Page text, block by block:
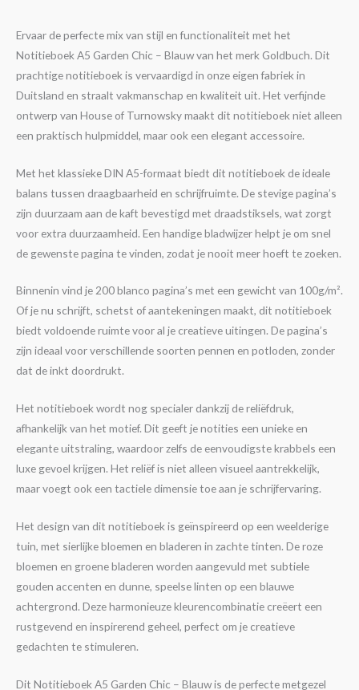
Ervaar de perfecte mix van stijl en functionaliteit met het
Notitieboek A5 Garden Chic – Blauw van het merk Goldbuch. Dit
prachtige notitieboek is vervaardigd in onze eigen fabriek in
Duitsland en straalt vakmanschap en kwaliteit uit. Het verfijnde
ontwerp van House of Turnowsky maakt dit notitieboek niet alleen
een praktisch hulpmiddel, maar ook een elegant accessoire.
Met het klassieke DIN A5-formaat biedt dit notitieboek de ideale
balans tussen draagbaarheid en schrijfruimte. De stevige pagina’s
zijn duurzaam aan de kaft bevestigd met draadstiksels, wat zorgt
voor extra duurzaamheid. Een handige bladwijzer helpt je om snel
de gewenste pagina te vinden, zodat je nooit meer hoeft te zoeken.
Binnenin vind je 200 blanco pagina’s met een gewicht van 100g/m².
Of je nu schrijft, schetst of aantekeningen maakt, dit notitieboek
biedt voldoende ruimte voor al je creatieve uitingen. De pagina’s
zijn ideaal voor verschillende soorten pennen en potloden, zonder
dat de inkt doordrukt.
Het notitieboek wordt nog specialer dankzij de reliëfdruk,
afhankelijk van het motief. Dit geeft je notities een unieke en
elegante uitstraling, waardoor zelfs de eenvoudigste krabbels een
luxe gevoel krijgen. Het reliëf is niet alleen visueel aantrekkelijk,
maar voegt ook een tactiele dimensie toe aan je schrijfervaring.
Het design van dit notitieboek is geïnspireerd op een weelderige
tuin, met sierlijke bloemen en bladeren in zachte tinten. De roze
bloemen en groene bladeren worden aangevuld met subtiele
gouden accenten en dunne, speelse linten op een blauwe
achtergrond. Deze harmonieuze kleurencombinatie creëert een
rustgevend en inspirerend geheel, perfect om je creatieve
gedachten te stimuleren.
Dit Notitieboek A5 Garden Chic – Blauw is de perfecte metgezel